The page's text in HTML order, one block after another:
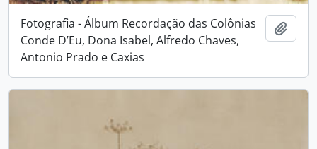
Fotografia - Álbum Recordação das Colônias
Conde D’Eu, Dona Isabel, Alfredo Chaves,
Antonio Prado e Caxias